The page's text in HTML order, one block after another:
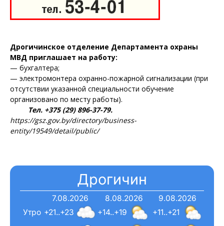
Дрогичинское отделение Департамента охраны
МВД приглашает на работу:
— бухгалтера;
— электромонтера охранно-пожарной сигнализации (при
отсутствии указанной специальности обучение
организовано по месту работы).
Тел. +375 (29) 896-37-79.
https://gsz.gov.by/directory/business-
entity/19549/detail/public/
Дрогичин
7.08.2026
+21..+23
8.08.2026
+14..+19
9.08.2026
+11..+21
Утро